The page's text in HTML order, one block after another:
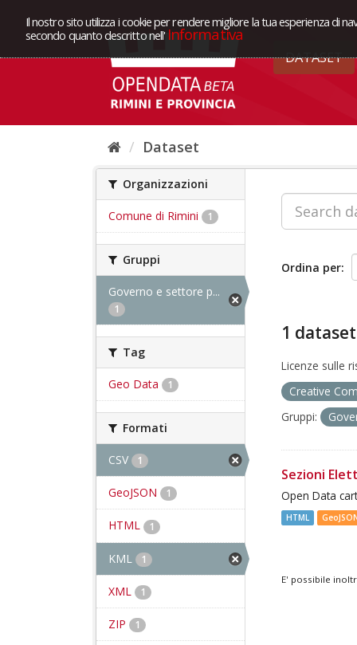
Il nostro sito utilizza i cookie per rendere migliore la tua esperienza di
secondo quanto descritto nell' Informativa
DATASET
Dataset
Organizzazioni
Comune di Rimini 1
Gruppi
Governo e settore p...
1
Tag
Geo Data 1
Formati
CSV 1
GeoJSON 1
HTML 1
KML 1
XML 1
ZIP 1
Ordina per
1
Licenze sulle
Creative
Gruppi:
Sezioni
Open Data
HTML
E' possibile